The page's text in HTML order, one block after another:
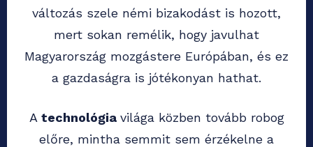
változás szele némi bizakodást is hozott,
mert sokan remélik, hogy javulhat
Magyarország mozgástere Európában, és ez
a gazdaságra is jótékonyan hathat.
Atechnológia világa közben tovább robog
előre, mintha semmit sem érzékelne a